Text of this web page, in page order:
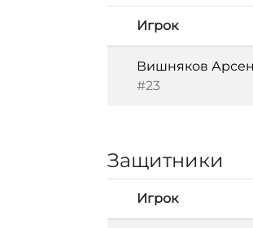
Игрок
Вишняков
#23
Защитники
Игрок